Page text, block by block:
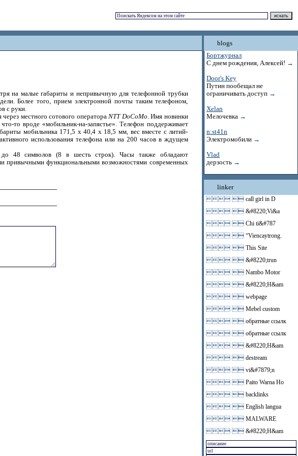
на малые габариты и непривычную для телефонной трубки
Более того, прием электронной почты таким телефоном,
с руки.
через местного сотового оператора NTT DoCoMo. Имя новинки
то вроде «мобильник-на-запястье». Телефон поддерживает
мобильника 171,5 х 40,4 х 18,5 мм, вес вместе с литий-
использования телефона или на 200 часов в ждущем
48 символов (8 в шесть строк). Часы также обладают
привычными функциональными возможностями современных
blogs
Бортжурнал
С днем рождения, Алексей! →
Door's Key
Путин пообещал не
ограничивать доступ →
Xelan
Мелочевка →
n:st41n
Электромобили →
Vlad
дерзость →
linker
  call girl in D
  &#8220;Vi&a
  Chi ti&#787
  “Viencaytrong.
  This Site
  &#8220;trun
  Nambo Motor
  &#8220;H&am
  webpage
  Mebel custom
  обратные ссылк
  обратные ссылк
  &#8220;H&am
  destream
  vi&#7879;n
  Paito Warna Ho
  backlinks
  English langua
  MALWARE
  &#8220;H&am